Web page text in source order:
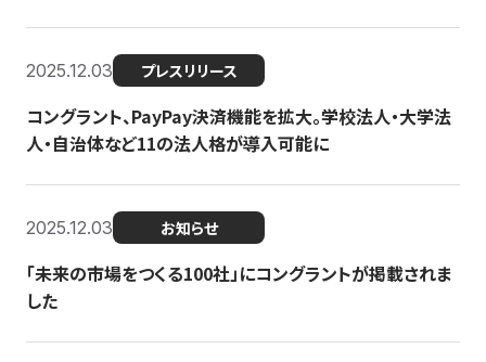
2025.12.03 プレスリリース
コングラント、PayPay決済機能を拡大。学校法人・大学法
人・自治体など11の法人格が導入可能に
2025.12.03 お知らせ
「未来の市場をつくる100社」にコングラントが掲載されま
した